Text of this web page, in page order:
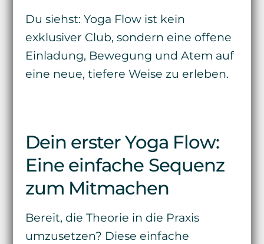
Du siehst: Yoga Flow ist kein
exklusiver Club, sondern eine offene
Einladung, Bewegung und Atem auf
eine neue, tiefere Weise zu erleben.
Dein erster Yoga Flow:
Eine einfache Sequenz
zum Mitmachen
Bereit, die Theorie in die Praxis
umzusetzen? Diese einfache